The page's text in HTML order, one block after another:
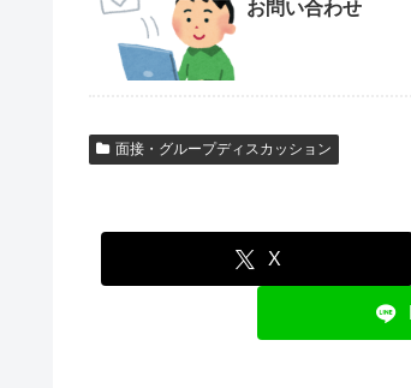
お問い合わせ
面接・グループディスカッション
X